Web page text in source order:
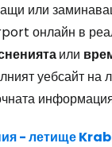
или
онлайн в
или
уебсайт на
- летище